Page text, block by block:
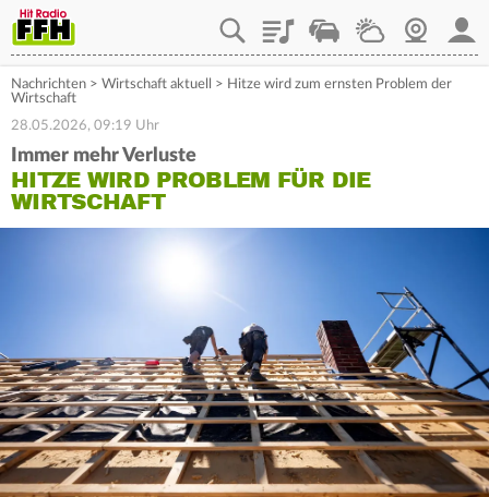
PlaylistStaupilotWetterWebcam
Nachrichten > Wirtschaft aktuell > Hitze wird zum ernsten Problem der
Wirtschaft
28.05.2026, 09:19 Uhr
Immer mehr Verluste
HITZE WIRD PROBLEM FÜR DIE
WIRTSCHAFT